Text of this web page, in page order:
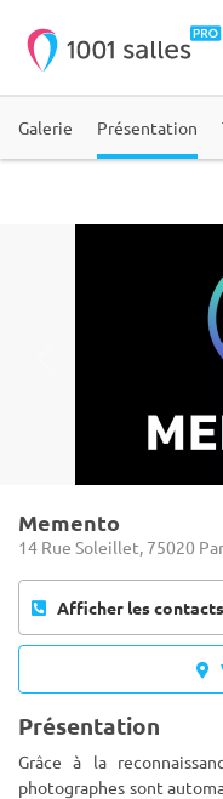
Galerie Présentation
Memento
14 Rue Soleillet, 75020
Afficher les
Présentation
Grâce à la
photographes sont